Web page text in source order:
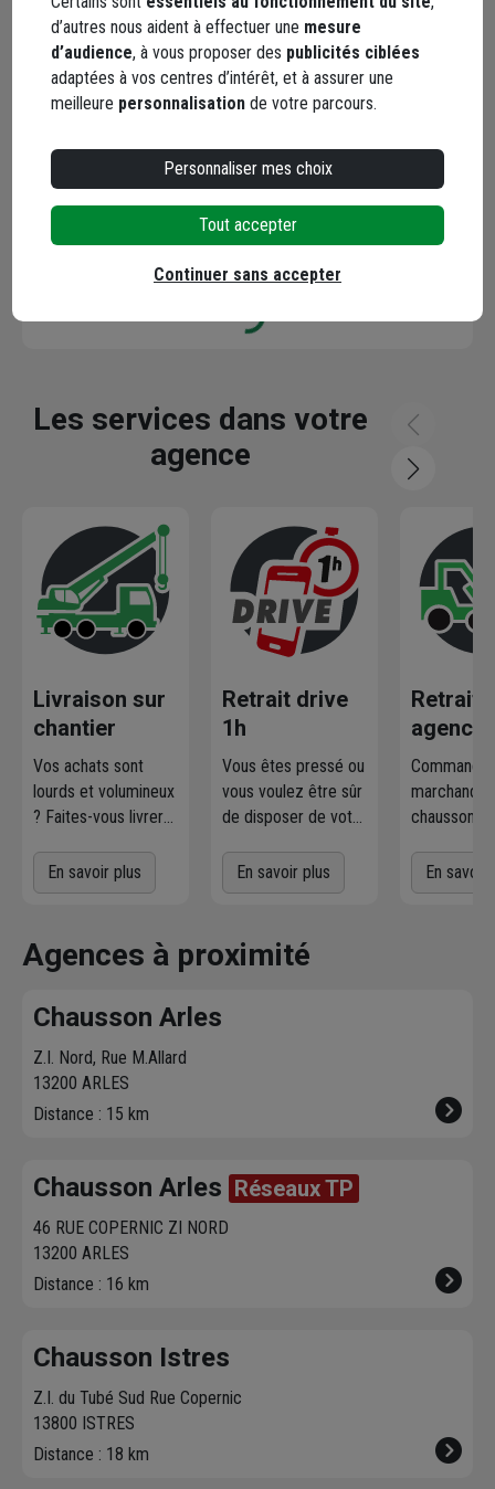
Les avis
Loading...
Les services dans votre
agence
Livraison sur
chantier
Vos achats sont
lourds et volumineux
? Faites-vous livrer
voulez! L'agence
Chausson qui
vous contacte pour
fixer le meilleur
livraison. Bonus :
Nous livrons jusqu'au
7ème étage.
En savoir plus
Retrait drive
1h
Vous êtes pressé ou
vous voulez être sûr
de disposer de votre
Commandez
directement les
dans votre agence
sur chausson.fr.
En savoir plus
Retrait
agence
l'agence
En savoir
Agences à proximité
Chausson Arles
Z.I. Nord, Rue M.Allard
13200 ARLES
Distance : 15 km
Chausson Arles Réseaux TP
46 RUE COPERNIC ZI NORD
13200 ARLES
Distance : 16 km
Chausson Istres
Z.I. du Tubé Sud Rue Copernic
13800 ISTRES
Distance : 18 km
d’autres nous aident à effectuer une mesure
d’audience, à vous proposer des publicités ciblées
adaptées à vos centres d’intérêt, et à assurer une
meilleure personnalisation de votre parcours.
Personnaliser mes choix
Tout accepter
Continuer sans accepter